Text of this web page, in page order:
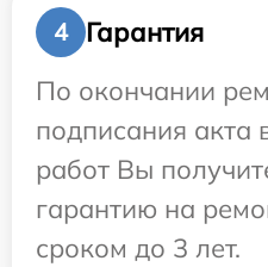
4
Гарантия
По окончании
подписания акта
работ Вы
гарантию на
сроком до 3 лет.